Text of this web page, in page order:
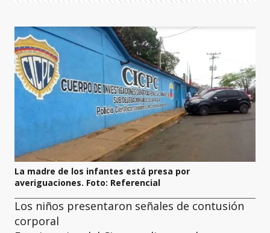
La madre de los infantes está presa por
averiguaciones. Foto: Referencial
Los niños presentaron señales de contusión
corporal